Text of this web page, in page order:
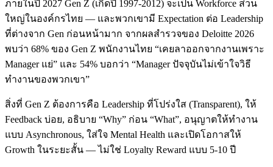
ภายในปี 2027 Gen Z (เกิดปี 1997-2012) จะเป็น Workforce ส่วน
ใหญ่ในองค์กรไทย — และพวกเขามี Expectation ต่อ Leadership
ที่ต่างจาก Gen ก่อนหน้ามาก จากผลสำรวจของ Deloitte 2026
พบว่า 68% ของ Gen Z พนักงานไทย “เคยลาออกจากงานเพราะ
Manager แย่” และ 54% บอกว่า “Manager ปัจจุบันไม่เข้าใจวิธี
ทำงานของพวกเขา”
สิ่งที่ Gen Z ต้องการคือ Leadership ที่โปร่งใส (Transparent), ให้
Feedback บ่อย, อธิบาย “Why” ก่อน “What”, อนุญาตให้ทำงาน
แบบ Asynchronous, ใส่ใจ Mental Health และเปิดโอกาสให้
Growth ในระยะสั้น — ไม่ใช่ Loyalty Reward แบบ 5-10 ปี